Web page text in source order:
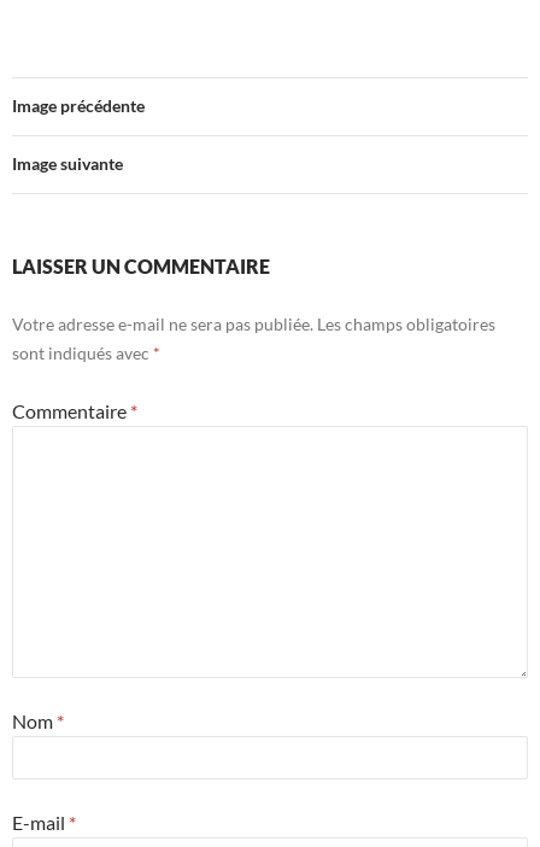
Image précédente
Image suivante
LAISSER UN COMMENTAIRE
Votre adresse e-mail ne sera pas publiée. Les champs obligatoires
sont indiqués avec *
Commentaire *
Nom *
E-mail *